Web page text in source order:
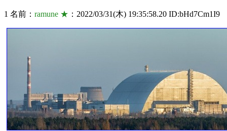
1 名前： ramune ★ ：2022/03/31(木) 19:35:58.20 ID:bHd7Cm1I9